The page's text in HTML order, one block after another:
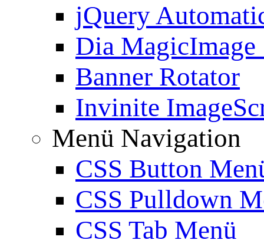
jQuery
Dia MagicImage
Banner Rotator
Invinite
Menü Navigation
CSS Button
CSS Pulldown
CSS Tab Menü